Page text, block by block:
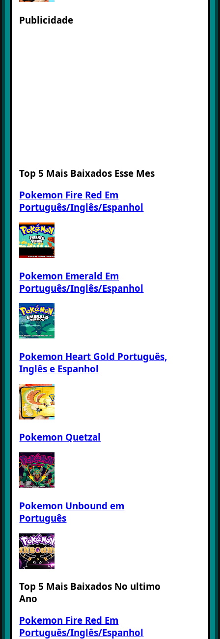
Publicidade
Top 5 Mais Baixados Esse Mes
Pokemon Fire Red Em
Português/Inglês/Espanhol
Pokemon Emerald Em
Português/Inglês/Espanhol
Pokemon Heart Gold Português,
Inglês e Espanhol
Pokemon Quetzal
Pokemon Unbound em
Português
Top 5 Mais Baixados No ultimo
Ano
Pokemon Fire Red Em
Português/Inglês/Espanhol